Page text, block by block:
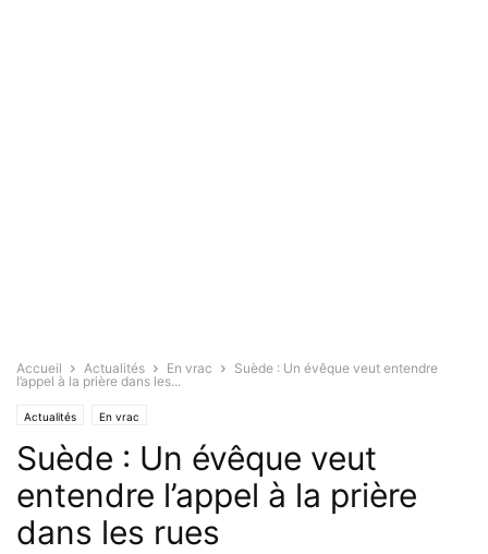
Accueil Actualités En vrac
Suède : Un évêque veut entendre
l’appel à la prière dans les...
Actualités En vrac
Suède : Un évêque veut
entendre l’appel à la prière
dans les rues